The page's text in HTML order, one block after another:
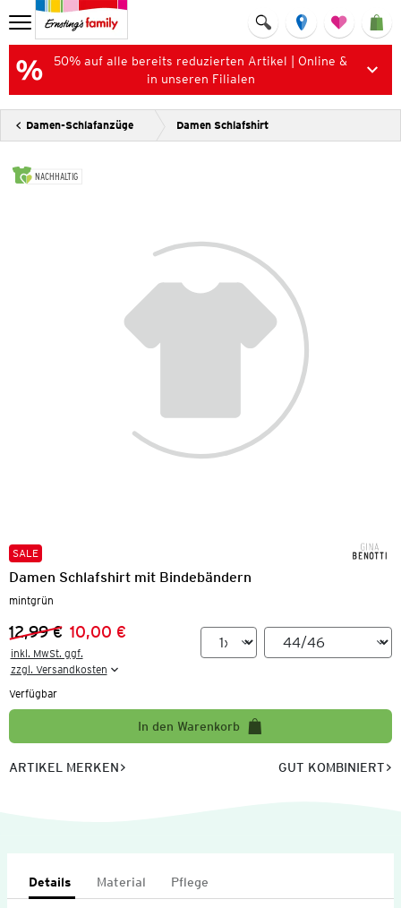
50% auf alle bereits reduzierten Artikel | Online &
in unseren Filialen
Damen-Schlafanzüge Damen Schlafshirt
NACHHALTIG
SALE
Damen Schlafshirt mit Bindebändern
mintgrün
Vorheriger Preis:
12,99 €
Neuer Preis:
10,00 €
inkl. MwSt. ggf.
zzgl. Versandkosten
Verfügbar
In den Warenkorb
ARTIKEL MERKEN GUT KOMBINIERT
Details Material Pflege